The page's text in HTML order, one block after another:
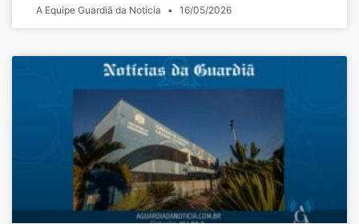
A Equipe Guardiã da Notícia 16/05/2026